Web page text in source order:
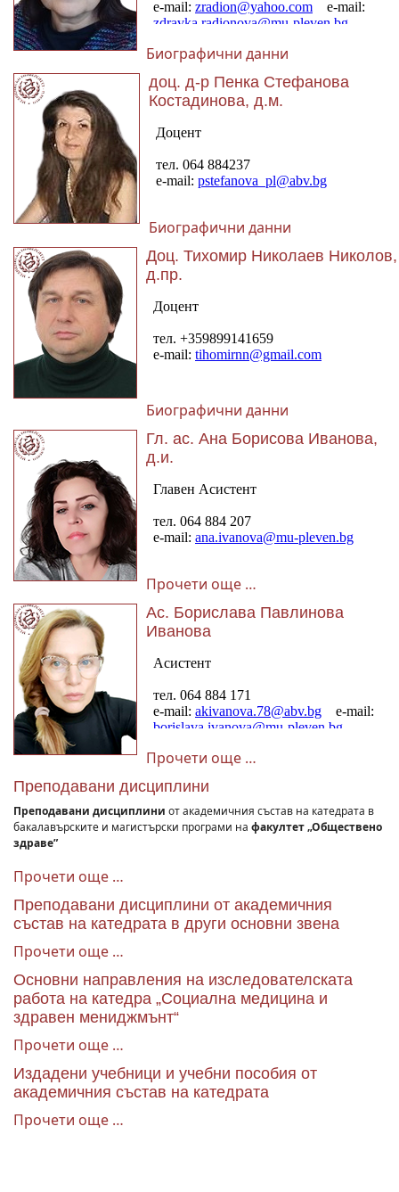
Биографични данни
доц. д-р Пенка Стефанова
Костадинова, д.м.
Биографични данни
Доц. Тихомир Николаев Николов,
д.пр.
Биографични данни
Гл. ас. Ана Борисова Иванова,
д.и.
Прочети още …
Ас. Борислава Павлинова
Иванова
Прочети още …
Преподавани дисциплини
Преподавани дисциплини от академичния състав на катедрата в
бакалавърските и магистърски програми на факултет „Обществено
здраве”
Прочети още …
Преподавани дисциплини от академичния
състав на катедрата в други основни звена
Прочети още …
Основни направления на изследователската
работа на катедра „Социална медицина и
здравен мениджмънт“
Прочети още …
Издадени учебници и учебни пособия от
академичния състав на катедрата
Прочети още …